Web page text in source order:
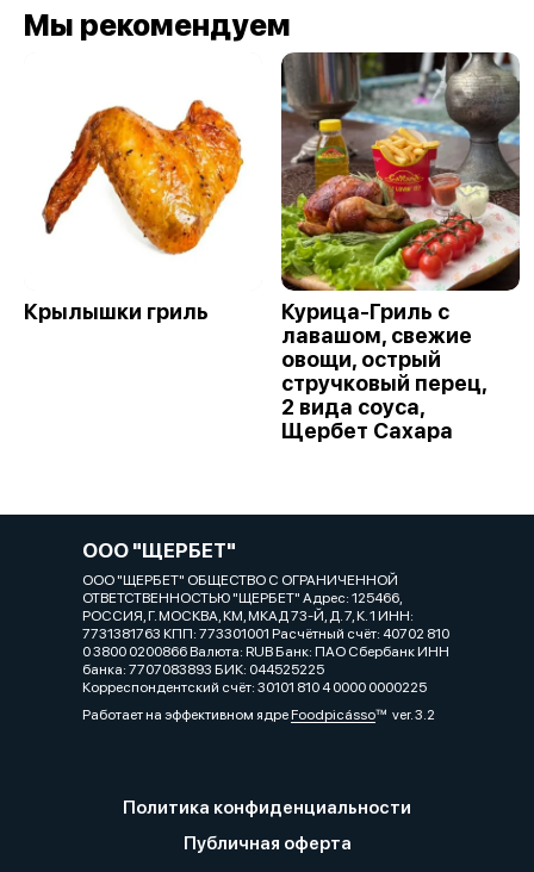
Мы рекомендуем
Крылышки гриль
Курица-Гриль с
лавашом, свежие
овощи, острый
стручковый перец,
2 вида соуса,
Щербет Сахара
ООО "ЩЕРБЕТ"
ООО "ЩЕРБЕТ" ОБЩЕСТВО С ОГРАНИЧЕННОЙ
ОТВЕТСТВЕННОСТЬЮ "ЩЕРБЕТ" Адрес: 125466,
РОССИЯ, Г. МОСКВА, КМ, МКАД 73-Й, Д. 7, К. 1 ИНН:
7731381763 КПП: 773301001 Расчётный счёт: 40702 810
0 3800 0200866 Валюта: RUB Банк: ПАО Сбербанк ИНН
банка: 7707083893 БИК: 044525225
Корреспондентский счёт: 30101 810 4 0000 0000225
Работает на эффективном ядреFoodpicássover. 3.2
Политика конфиденциальности
Публичная оферта